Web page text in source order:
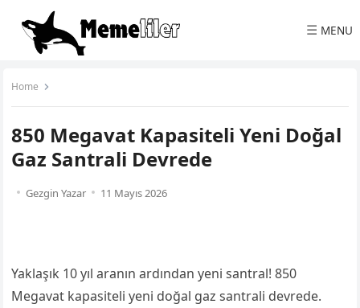
☰ MENU
Home
850 Megavat Kapasiteli Yeni Doğal
Gaz Santrali Devrede
Gezgin Yazar 11 Mayıs 2026
Yaklaşık 10 yıl aranın ardından yeni santral! 850
Megavat kapasiteli yeni doğal gaz santrali devrede.